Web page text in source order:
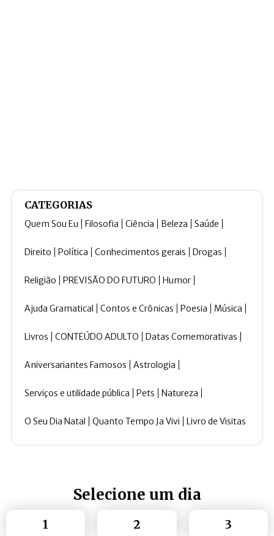
CATEGORIAS
Quem Sou Eu Filosofia Ciência Beleza Saúde
Direito Política Conhecimentos gerais Drogas
Religião PREVISÃO DO FUTURO Humor
Ajuda Gramatical Contos e Crônicas Poesia Música
Livros CONTEÚDO ADULTO Datas Comemorativas
Aniversariantes Famosos Astrologia
Serviços e utilidade pública Pets Natureza
O Seu Dia Natal Quanto Tempo Ja Vivi Livro de Visitas
Selecione um dia
1 2 3